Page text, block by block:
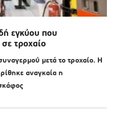
εγκύου που
τροχαίο
μετά το τροχαίο. Η
αναγκαία η